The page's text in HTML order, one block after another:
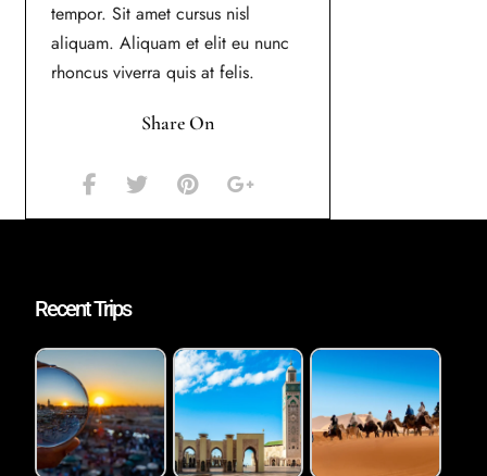
tempor. Sit amet cursus nisl
aliquam. Aliquam et elit eu nunc
rhoncus viverra quis at felis.
Share On
Recent Trips